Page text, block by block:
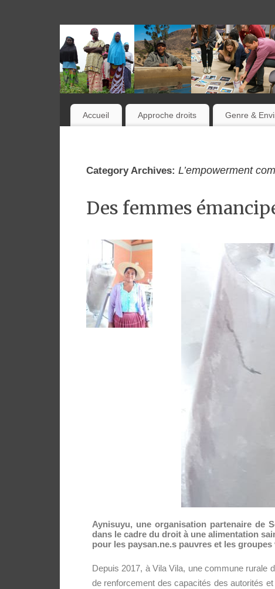
Accueil Approche droits Genre &
Category Archives: L’empowerment
Des femmes
Aynisuyu, une organisation partenaire de
dans le cadre du droit à une alimentation
pour les paysan.ne.s pauvres et les
Depuis 2017, à Vila Vila, une commune rurale
de renforcement des capacités des autorités